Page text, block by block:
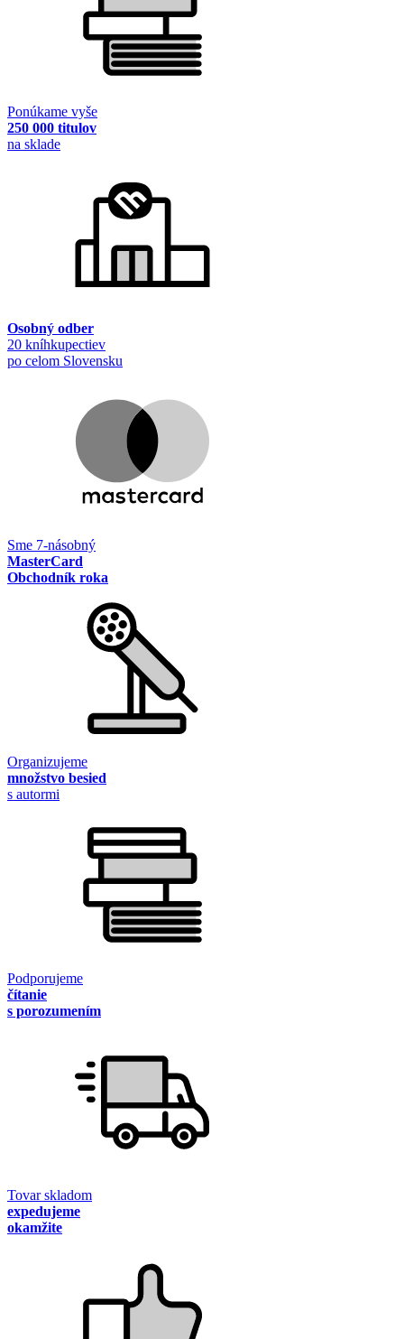
Ponúkame vyše
250 000 titulov
na sklade
Osobný odber
20 kníhkupectiev
po celom Slovensku
Sme 7-násobný
MasterCard
Obchodník roka
Organizujeme
množstvo besied
s autormi
Podporujeme
čítanie
s porozumením
Tovar skladom
expedujeme
okamžite